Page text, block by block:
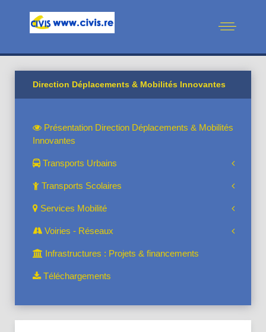
Direction Déplacements & Mobilités Innovantes
Présentation Direction Déplacements & Mobilités
Innovantes
Transports Urbains
Transports Scolaires
Services Mobilité
Voiries - Réseaux
Infrastructures : Projets & financements
Téléchargements